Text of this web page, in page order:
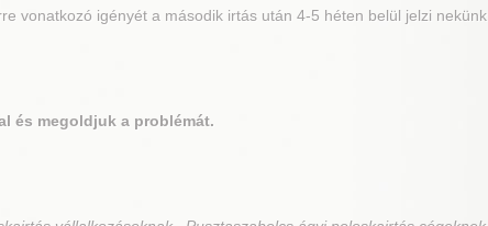
vonatkozó igényét a második irtás után 4-5 héten belül jelzi nekünk.
és megoldjuk a problémát.